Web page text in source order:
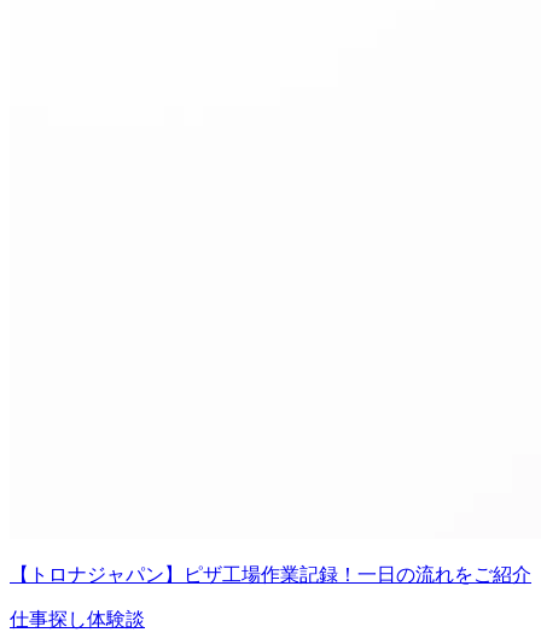
【トロナジャパン】ピザ工場作業記録！一日の流れをご紹介
仕事探し体験談